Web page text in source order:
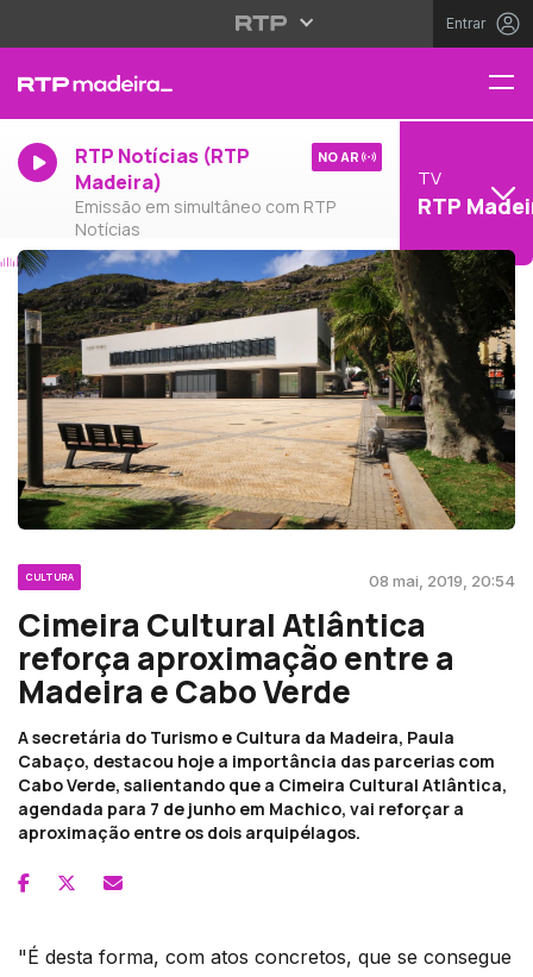
Entrar
RTP Notícias (RTP
Madeira)
Emissão em simultâneo com RTP
Notícias
NO AR
TV
RTP
CULTURA 08 mai, 2019, 20:54
Cimeira Cultural Atlântica
reforça aproximação entre a
Madeira e Cabo Verde
A secretária do Turismo e Cultura da Madeira, Paula
Cabaço, destacou hoje a importância das parcerias com
Cabo Verde, salientando que a Cimeira Cultural Atlântica,
agendada para 7 de junho em Machico, vai reforçar a
aproximação entre os dois arquipélagos.
"É desta forma, com atos concretos, que se consegue